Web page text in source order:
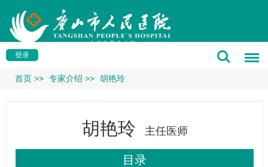
登录
首页 >> 专家介绍 >> 胡艳玲
胡艳玲 主任医师
目录